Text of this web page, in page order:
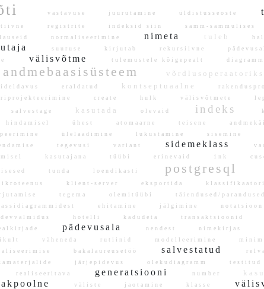
vastavuse juurutamine üldistusseoste
registrite indeksid siin samm-sammulises
lauseid
normaliseerimine nimeta tuleb
suuruse kirjutab rekursiivne
välisvõtme tulemustele kõigepealt
andmebaasisüsteem
eraldatud kontseptuaalne
create hulk välisvõtmete
salvestage
kasutada olevaid indeks
hindamisel
ühest atomaarne teisene
ülelaadimine lukustamine sisemine
tegevusi variant sidemeklass
kasutajana tüübi erinevaid 1nk
tunda loendikasti postgresql
klient-server eksportida
tegema olemitüübi täiendused/
ehitamine jälgimine
hotelli kadudeta transaktsioonid
pädevusala nendest nimekirjas
väheneda rutiinid modelleerimine
bakalaureusetöö salvestatud
järjepidevus olekudiagramm
realiseeritava
generatsiooni number
väliste jaotamine klasse